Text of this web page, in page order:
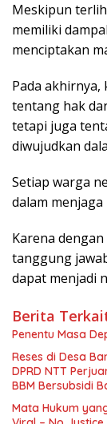
Meskipun
memiliki
menciptakan
Pada
tentang hak
tetapi juga
diwujudkan
Setiap warga
dalam
Karena
tanggung
dapat menjadi
Berita
Penentu Masa
Reses di Desa
DPRD NTT
BBM Bersubsidi
Mata Hukum